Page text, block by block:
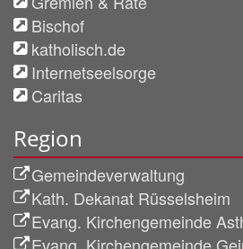
Bischof
katholisch.de
Internetseelsorge
Caritas
Region
Gemeindeverwaltung
Kath. Dekanat Rüsselsheim
Evang. Kirchengemeinde